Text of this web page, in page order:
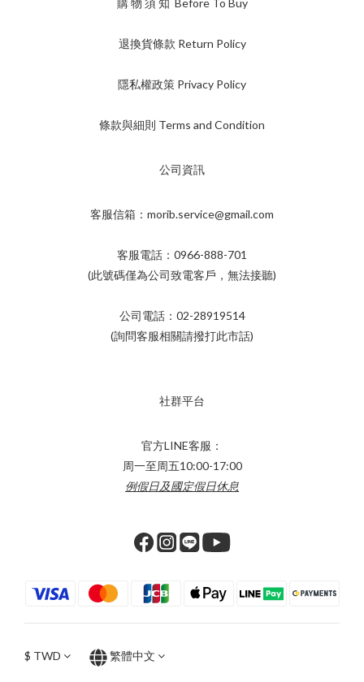
購 物 須 知 Before To Buy
退換貨條款 Return Policy
隱私權政策 Privacy Policy
條款與細則 Terms and Condition
公司資訊
客服信箱：morib.service@gmail.com
客服電話：0966-888-701
(此號碼僅為公司致電客戶，無法接聽)
公司電話：02-28919514
(詢問客服相關請撥打此市話)
社群平台
官方LINE客服：
周一至周五10:00-17:00
例假日及國定假日休息
$ TWD 繁體中文